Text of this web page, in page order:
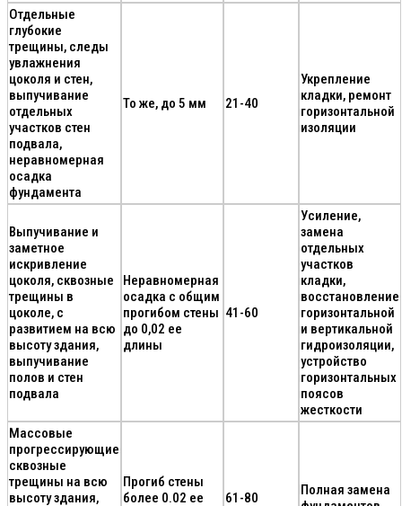
Отдельные
глубокие
трещины, следы
увлажнения
цоколя и стен,
выпучивание
отдельных
участков стен
подвала,
неравномерная
осадка
фундамента
То же, до 5 мм 21-40
Укрепление
кладки, ремонт
горизонтальной
изоляции
Выпучивание и
заметное
искривление
цоколя, сквозные
трещины в
цоколе, с
развитием на всю
высоту здания,
выпучивание
полов и стен
подвала
Неравномерная
осадка с общим
прогибом стены
до 0,02 ее
длины
41-60
Усиление,
замена
отдельных
участков
кладки,
восстановление
горизонтальной
и вертикальной
гидроизоляции,
устройство
горизонтальных
поясов
жесткости
Массовые
прогрессирующие
сквозные
трещины на всю
высоту здания,
Прогиб стены
более 0.02 ее
61-80
Полная замена